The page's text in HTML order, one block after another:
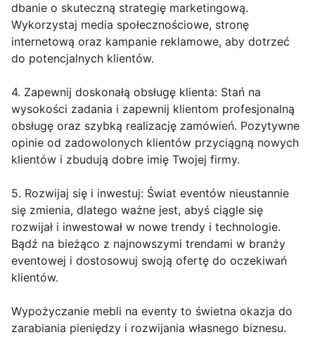
dbanie o skuteczną strategię marketingową.
Wykorzystaj media społecznościowe, stronę
internetową oraz kampanie reklamowe, aby dotrzeć
do potencjalnych klientów.
4. Zapewnij doskonałą obsługę klienta: Stań na
wysokości zadania i zapewnij klientom profesjonalną
obsługę oraz szybką realizację zamówień. Pozytywne
opinie od zadowolonych klientów przyciągną nowych
klientów i zbudują dobre imię Twojej firmy.
5. Rozwijaj się i inwestuj: Świat eventów nieustannie
się zmienia, dlatego ważne jest, abyś ciągle się
rozwijał i inwestował w nowe trendy i technologie.
Bądź na bieżąco z najnowszymi trendami w branży
eventowej i dostosowuj swoją ofertę do oczekiwań
klientów.
Wypożyczanie mebli na eventy to świetna okazja do
zarabiania pieniędzy i rozwijania własnego biznesu.